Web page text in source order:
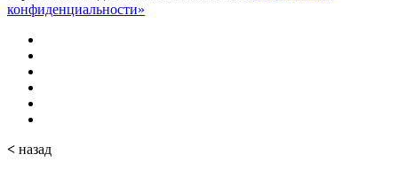
конфиденциальности»
< назад